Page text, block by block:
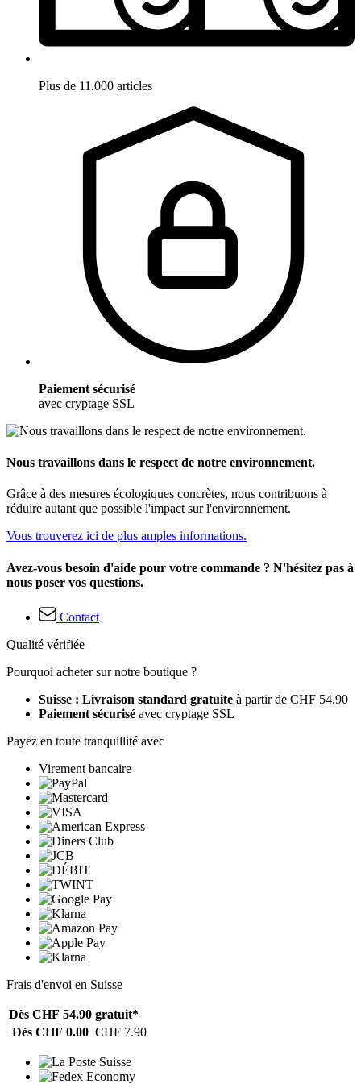
Plus de 11.000 articles
Paiement sécurisé
avec cryptage SSL
Nous travaillons dans le respect de notre environnement.
Grâce à des mesures écologiques concrètes, nous contribuons à
réduire autant que possible l'impact sur l'environnement.
Vous trouverez ici de plus amples informations.
Avez-vous besoin d'aide pour votre commande ? N'hésitez pas à
nous poser vos questions.
Contact
Qualité vérifiée
Pourquoi acheter sur notre boutique ?
Suisse : Livraison standard gratuite à partir de CHF 54.90
Paiement sécurisé avec cryptage SSL
Payez en toute tranquillité avec
Virement bancaire
Frais d'envoi en Suisse
Dès CHF 54.90 gratuit*
Dès CHF 0.00 CHF 7.90